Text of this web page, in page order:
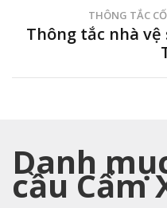
THÔNG TẮC
Thông tắc nhà
Danh
cầu Cẩm